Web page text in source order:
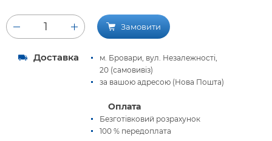
1 Замовити
Доставка
м. Бровари, вул. Незалежності,
20 (самовивіз)
за вашою адресою (Нова Пошта)
Оплата
Безготівковий розрахунок
100 % передоплата